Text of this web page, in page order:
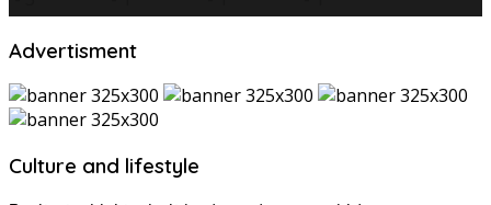
Advertisment
Culture and lifestyle